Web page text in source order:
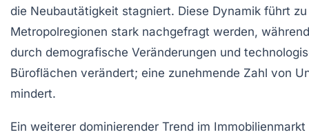
die Neubautätigkeit stagniert. Diese Dynamik führt
Metropolregionen stark nachgefragt werden,
durch demografische Veränderungen und
Büroflächen verändert; eine zunehmende Zahl von
mindert.
Ein weiterer dominierender Trend im